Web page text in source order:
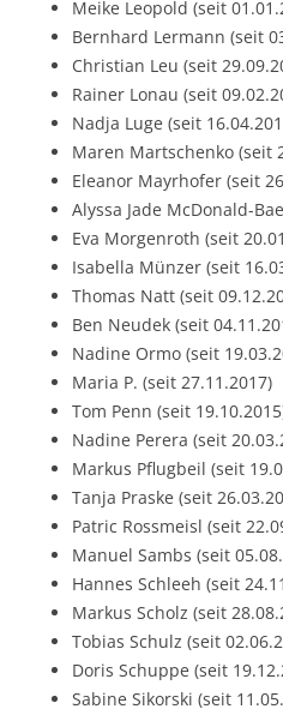
Meike Leopold (seit
Bernhard Lermann (seit
Christian Leu (seit
Rainer Lonau (seit
Nadja Luge (seit
Maren Martschenko (seit
Eleanor Mayrhofer (seit
Alyssa Jade McDonald-
Eva Morgenroth (seit
Isabella Münzer (seit
Thomas Natt (seit
Ben Neudek (seit
Nadine Ormo (seit
Maria P. (seit 27.11.2017)
Tom Penn (seit
Nadine Perera (seit
Markus Pflugbeil (seit
Tanja Praske (seit
Patric Rossmeisl (seit
Manuel Sambs (seit
Hannes Schleeh (seit
Markus Scholz (seit
Tobias Schulz (seit
Doris Schuppe (seit
Sabine Sikorski (seit